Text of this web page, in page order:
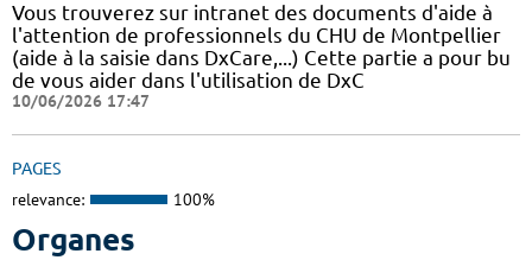
Vous trouverez sur intranet des documents d'aide à
l'attention de professionnels du CHU de Montpellier
(aide à la saisie dans DxCare,...) Cette partie a pour bu
de vous aider dans l'utilisation de DxC
10/06/2026 17:47
PAGES
relevance: 100%
Organes